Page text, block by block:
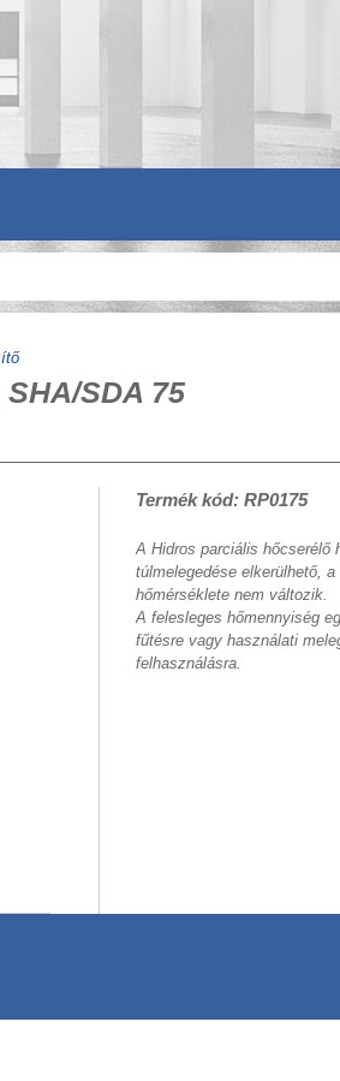
SDA 75
Termék kód: RP0175
A Hidros parciális hőcserélő
túlmelegedése elkerülhető,
hőmérséklete nem változik.
A felesleges hőmennyiség
fűtésre vagy használati
felhasználásra.